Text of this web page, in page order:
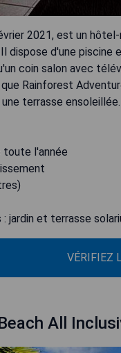
2021, est un
dispose d'une
coin salon avec
Rainforest
terrasse
toute l'année
jardin et terrasse
VÉRIFIEZ
All